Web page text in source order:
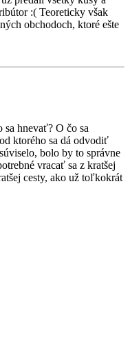
:( Teoreticky však
obchodoch, ktoré ešte
hnevať? O čo sa
ktorého sa dá odvodiť
bolo by to správne
vracať sa z kratšej
cesty, ako už toľkokrát